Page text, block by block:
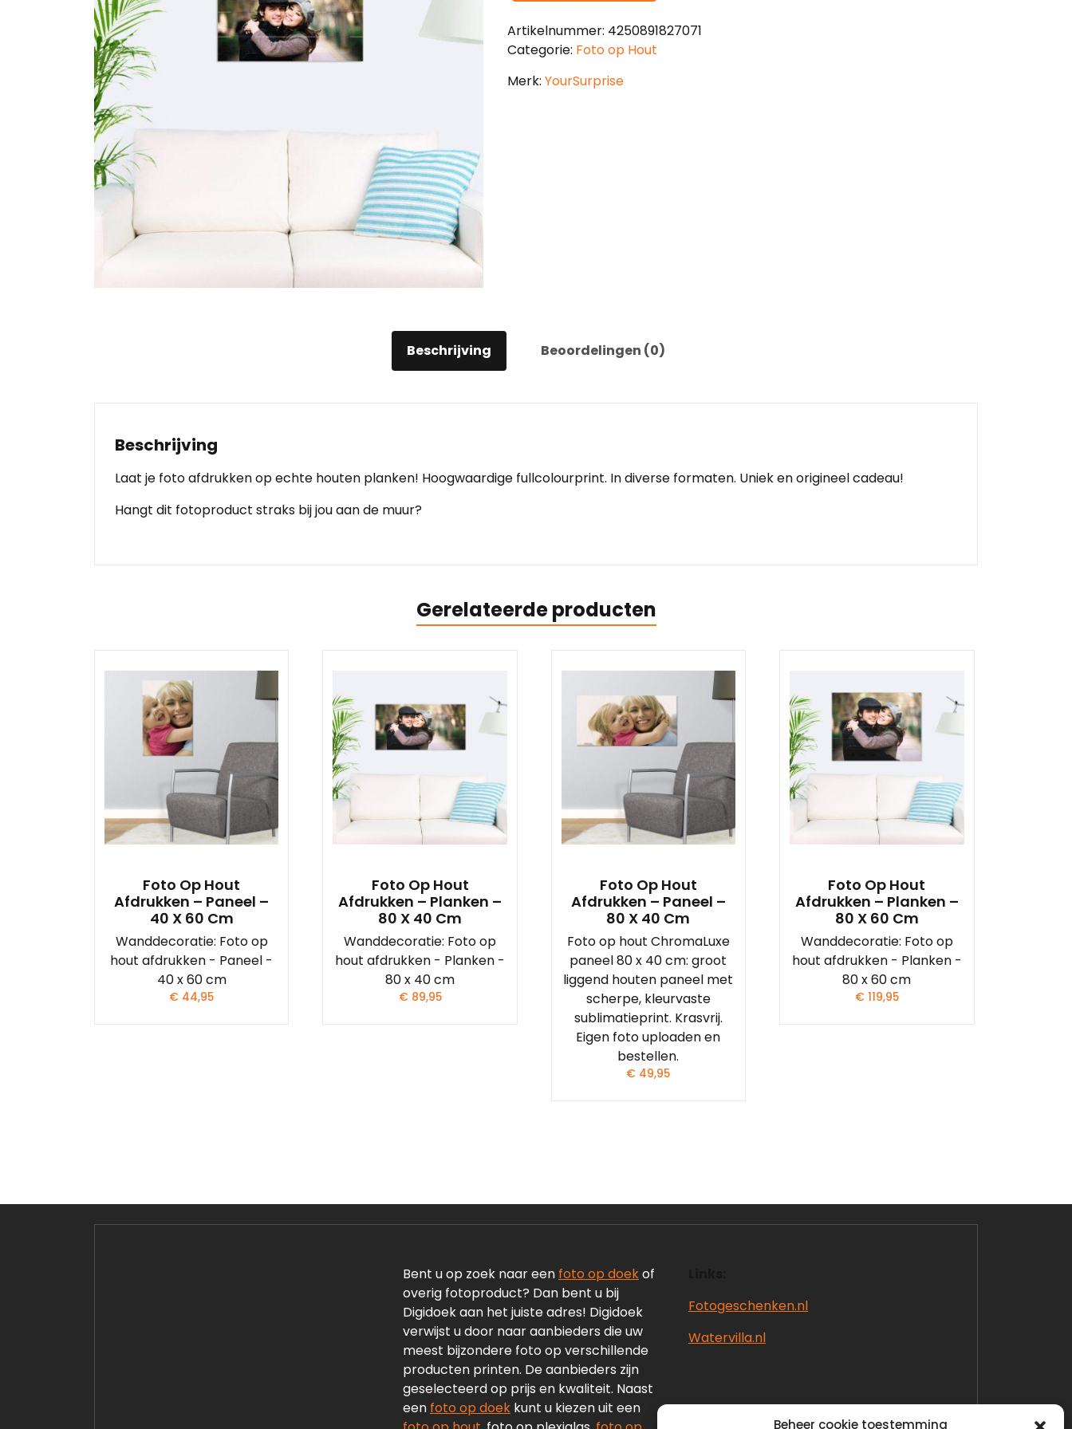
Beheer cookie toestemming
Artikelnummer: 4250891827071
Categorie: Foto op Hout
Merk: YourSurprise
Beschrijving Beoordelingen (0)
Beschrijving
Laat je foto afdrukken op echte houten planken! Hoogwaardige fullcolourprint. In diverse formaten. Uniek en origineel cadeau!
Hangt dit fotoproduct straks bij jou aan de muur?
Gerelateerde producten
Foto Op Hout
Afdrukken – Paneel –
40 X 60 Cm
Wanddecoratie: Foto op
hout afdrukken - Paneel -
40 x 60 cm
€ 44,95
Foto Op Hout
Afdrukken – Planken –
80 X 40 Cm
Wanddecoratie: Foto op
hout afdrukken - Planken -
80 x 40 cm
€89,95
Foto Op Hout
Afdrukken – Paneel –
80 X 40 Cm
Foto op hout ChromaLuxe
paneel 80 x 40 cm: groot
liggend houten paneel met
scherpe, kleurvaste
sublimatieprint. Krasvrij.
Eigen foto uploaden en
bestellen.
€ 49,95
Foto Op Hout
Afdrukken – Planken –
80 X 60 Cm
Wanddecoratie: Foto op
hout afdrukken - Planken -
80 x 60 cm
€119,95
Bent u op zoek naar een foto op doekof
overig fotoproduct? Dan bent u bij
Digidoek aan het juiste adres! Digidoek
verwijst u door naar aanbieders die uw
meest bijzondere foto op verschillende
producten printen. De aanbieders zijn
geselecteerd op prijs en kwaliteit. Naast
een foto op doek kunt u kiezen uit een
Fotogeschenken.nl
Watervilla.nl